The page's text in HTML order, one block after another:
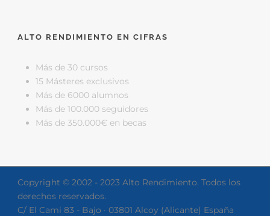
ALTO RENDIMIENTO EN CIFRAS
Más de 30 cursos
15 Másteres exclusivos
Más de 6000 alumnos
Más de 100.000 seguidores
Más de 350.000€ en becas
Copyright © 2002 - 2023 Alto Rendimiento. Todos los
derechos reservados.
C/ El Cami 83 - Bajo · 03801 Alcoy (Alicante) España